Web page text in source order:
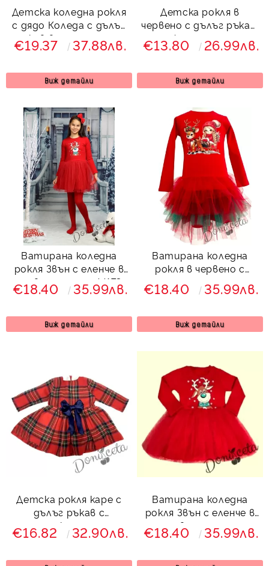
Детска коледна рокля
с дядо Коледа с дълъг
ръкав в тъмносиньо
€19.37 37.88лв.
Виж детайли
Детска рокля в
червено с дълъг ръкав,
релефна тюл пола и
снежинка
€13.80 26.99лв.
Виж детайли
Ватирана коледна
рокля Звън с еленче в
червено и тюл 44173
€18.40 35.99лв.
Виж детайли
Ватирана коледна
рокля в червено с
еленче и момиченце и
тюл в червено и
€18.40 35.99лв.
Виж детайли
Детска рокля каре с
дълъг ръкав с
панделка отпред
7866756
€16.82 32.90лв.
Ватирана коледна
рокля Звън с еленче в
червено и тюл
€18.40 35.99лв.